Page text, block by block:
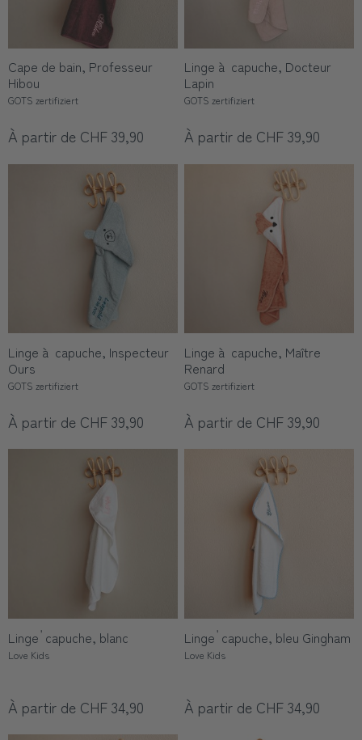
Cape de bain, Professeur
Hibou
GOTS zertifiziert
À partir de CHF 39,90
Linge à capuche, Docteur
Lapin
GOTS zertifiziert
À partir de CHF 39,90
Linge à capuche, Inspecteur
Ours
GOTS zertifiziert
À partir de CHF 39,90
Linge à capuche, Maître
Renard
GOTS zertifiziert
À partir de CHF 39,90
Linge ࠠ capuche, blanc
Love Kids
À partir de CHF 34,90
Linge ࠠ capuche, bleu Gingham
Love Kids
À partir de CHF 34,90